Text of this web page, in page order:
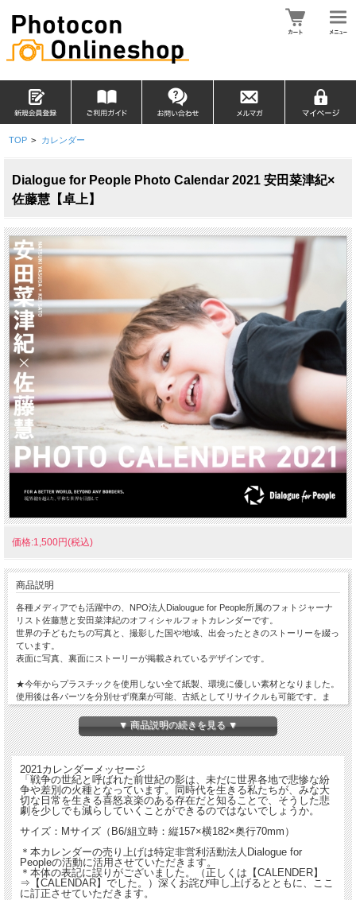
TOP > カレンダー
Dialogue for People Photo Calendar 2021 安田菜津紀×
佐藤慧【卓上】
価格:1,500円(税込)
商品説明
各種メディアでも活躍中の、NPO法人Dialougue for People所属のフォトジャーナ
リスト佐藤慧と安田菜津紀のオフィシャルフォトカレンダーです。
世界の子どもたちの写真と、撮影した国や地域、出会ったときのストーリーを綴っ
ています。
表面に写真、裏面にストーリーが掲載されているデザインです。
★今年からプラスチックを使用しない全て紙製、環境に優しい素材となりました。
使用後は各パーツを分別せず廃棄が可能、古紙としてリサイクルも可能です。ま
た、金具を使用しないため、怪我の心配もなく、保育園・幼稚園・小学校などでも
安全にお使いいただけます。▼ 商品説明の続きを見る ▼
2021カレンダーメッセージ
「戦争の世紀と呼ばれた前世紀の影は、未だに世界各地で悲惨な紛
争や差別の火種となっています。同時代を生きる私たちが、みな大
切な日常を生きる喜怒哀楽のある存在だと知ることで、そうした悲
劇を少しでも減らしていくことができるのではないでしょうか。
サイズ：Mサイズ（B6/組立時：縦157×横182×奥行70mm）
＊本カレンダーの売り上げは特定非営利活動法人Dialogue for
Peopleの活動に活用させていただきます。
＊本体の表記に誤りがございました。（正しくは【CALENDER】
⇒【CALENDAR】でした。）深くお詫び申し上げるとともに、ここ
に訂正させていただきます。